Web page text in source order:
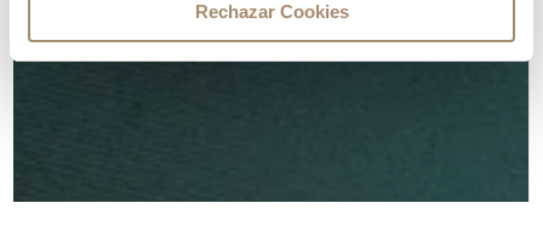
Rechazar Cookies